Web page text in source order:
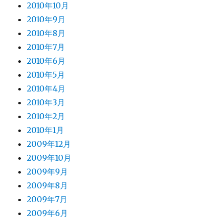
2010年10月
2010年9月
2010年8月
2010年7月
2010年6月
2010年5月
2010年4月
2010年3月
2010年2月
2010年1月
2009年12月
2009年10月
2009年9月
2009年8月
2009年7月
2009年6月